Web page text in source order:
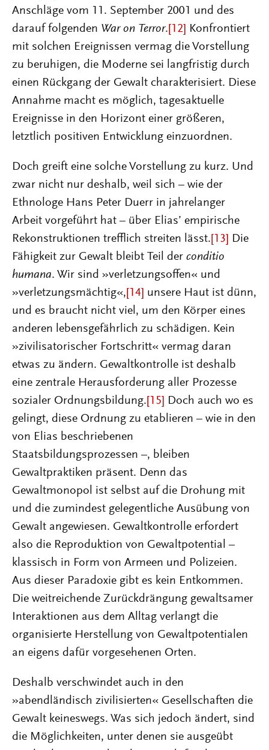
Anschläge vom 11. September 2001 und des
darauf folgenden War on Terror. [12] Konfrontiert
mit solchen Ereignissen vermag die Vorstellung
zu beruhigen, die Moderne sei langfristig durch
einen Rückgang der Gewalt charakterisiert. Diese
Annahme macht es möglich, tagesaktuelle
Ereignisse in den Horizont einer größeren,
letztlich positiven Entwicklung einzuordnen.
Doch greift eine solche Vorstellung zu kurz. Und
zwar nicht nur deshalb, weil sich – wie der
Ethnologe Hans Peter Duerr in jahrelanger
Arbeit vorgeführt hat – über Elias’ empirische
Rekonstruktionen trefflich streiten lässt. [13]
Die
Fähigkeit zur Gewalt bleibt Teil der conditio
humana. Wir sind »verletzungsoffen« und
»verletzungsmächtig«, [14] unsere Haut ist dünn,
und es braucht nicht viel, um den Körper eines
anderen lebensgefährlich zu schädigen. Kein
»zivilisatorischer Fortschritt« vermag daran
etwas zu ändern. Gewaltkontrolle ist deshalb
eine zentrale Herausforderung aller Prozesse
sozialer Ordnungsbildung. [15]
Doch auch wo es
gelingt, diese Ordnung zu etablieren – wie in den
von Elias beschriebenen
Staatsbildungsprozessen –, bleiben
Gewaltpraktiken präsent. Denn das
Gewaltmonopol ist selbst auf die Drohung mit
und die zumindest gelegentliche Ausübung von
Gewalt angewiesen. Gewaltkontrolle erfordert
also die Reproduktion von Gewaltpotential –
klassisch in Form von Armeen und Polizeien.
Aus dieser Paradoxie gibt es kein Entkommen.
Die weitreichende Zurückdrängung gewaltsamer
Interaktionen aus dem Alltag verlangt die
organisierte Herstellung von Gewaltpotentialen
an eigens dafür vorgesehenen Orten.
Deshalb verschwindet auch in den
»abendländisch zivilisierten« Gesellschaften die
Gewalt keineswegs. Was sich jedoch ändert, sind
die Möglichkeiten, unter denen sie ausgeübt